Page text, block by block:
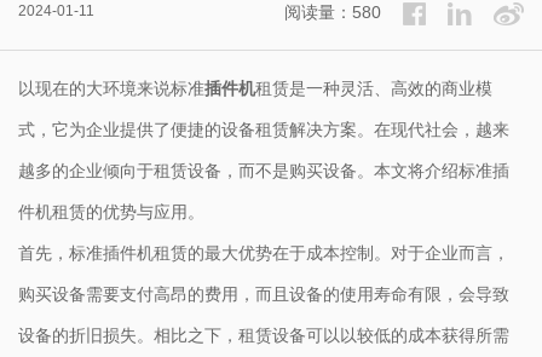
2024-01-11 阅读量：580
以现在的大环境来说标准插件机租赁是一种灵活、高效的商业模
式，它为企业提供了便捷的设备租赁解决方案。在现代社会，越来
越多的企业倾向于租赁设备，而不是购买设备。本文将介绍标准插
件机租赁的优势与应用。
首先，标准插件机租赁的最大优势在于成本控制。对于企业而言，
购买设备需要支付高昂的费用，而且设备的使用寿命有限，会导致
设备的折旧损失。相比之下，租赁设备可以以较低的成本获得所需